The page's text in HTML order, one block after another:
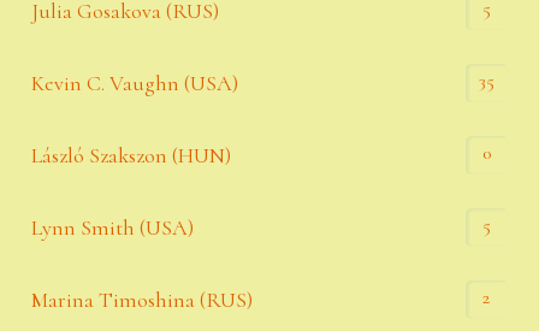
Julia Gosakova (RUS) 5
Kevin C. Vaughn (USA) 35
László Szakszon (HUN) 0
Lynn Smith (USA) 5
Marina Timoshina (RUS) 2